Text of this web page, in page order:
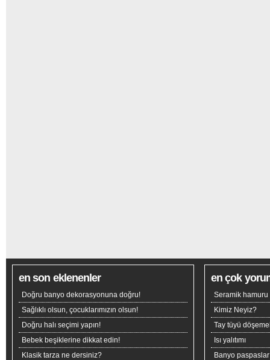
en son eklenenler
Doğru banyo dekorasyonuna doğru!
Sağlıklı olsun, çocuklarımızın olsun!
Doğru halı seçimi yapın!
Bebek beşiklerine dikkat edin!
Klasik tarza ne dersiniz?
en çok
Seramik hamuru
Kimiz Neyiz?
Tay tüyü
Isı yalıtımı
Banyo